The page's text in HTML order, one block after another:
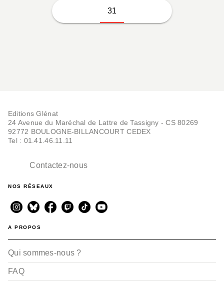
31
Editions Glénat
24 Avenue du Maréchal de Lattre de Tassigny - CS 80269
92772 BOULOGNE-BILLANCOURT CEDEX
Tel : 01.41.46.11.11
Contactez-nous
NOS RÉSEAUX
A PROPOS
Qui sommes-nous ?
FAQ